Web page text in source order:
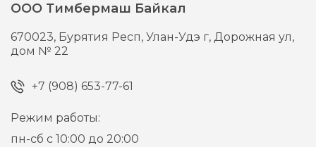
ООО Тимбермаш Байкал
670023, Бурятия Респ, Улан-Удэ г,Дорожная ул,
дом № 22
+7 (908) 653-77-61
Режим работы:
пн-сб с 10:00 до 20:00